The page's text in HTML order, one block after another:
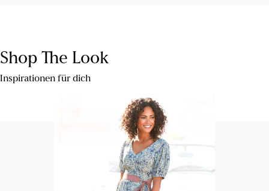
Shop The Look
Inspirationen für dich